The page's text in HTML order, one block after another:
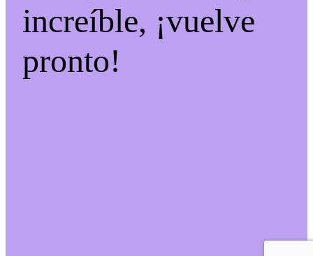
increíble, ¡vuelve
pronto!